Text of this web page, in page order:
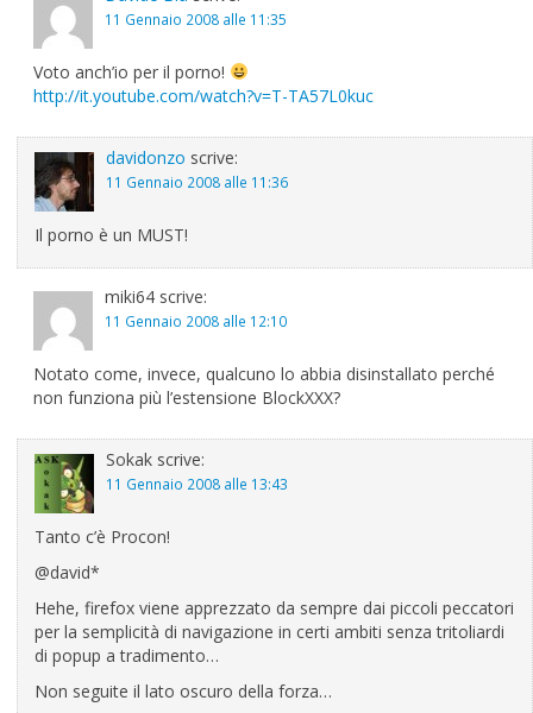
11 Gennaio 2008 alle 11:35
Voto anch’io per il porno!
http://it.youtube.com/watch?v=T-TA57L0kuc
davidonzo scrive:
11 Gennaio 2008 alle 11:36
Il porno è un MUST!
miki64 scrive:
11 Gennaio 2008 alle 12:10
Notato come, invece, qualcuno lo abbia disinstallato perché
non funziona più l’estensione BlockXXX?
Sokak scrive:
11 Gennaio 2008 alle 13:43
Tanto c’è Procon!
@david*
Hehe, firefox viene apprezzato da sempre dai piccoli peccatori
per la semplicità di navigazione in certi ambiti senza tritoliardi
di popup a tradimento…
Non seguite il lato oscuro della forza…